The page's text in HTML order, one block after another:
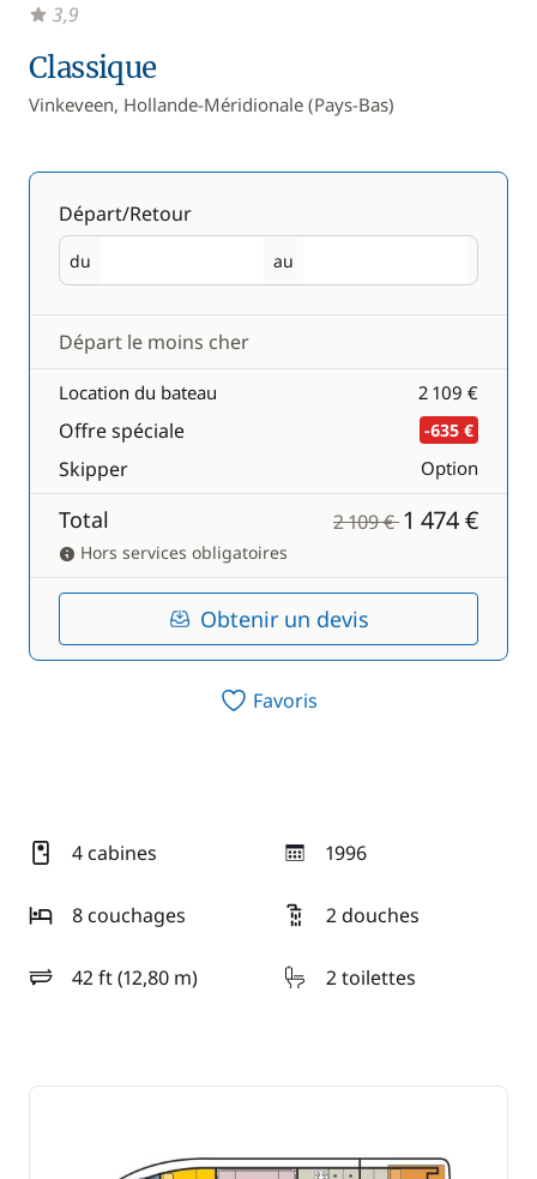
Classique
Vinkeveen, Hollande-Méridionale (Pays-Bas)
3,9
Départ/Retour
du
Départ au
Retour
Départ le moins cher
Location du bateau 2 109 €
Offre spéciale -635 €
Skipper Option
Total 2 109 €1 474 €
Hors services obligatoires
Obtenir un devis
Favoris
4 cabines 1996
année
8 couchages
2 douches
42 ft (12,80 m)
longueur 2 toilettes